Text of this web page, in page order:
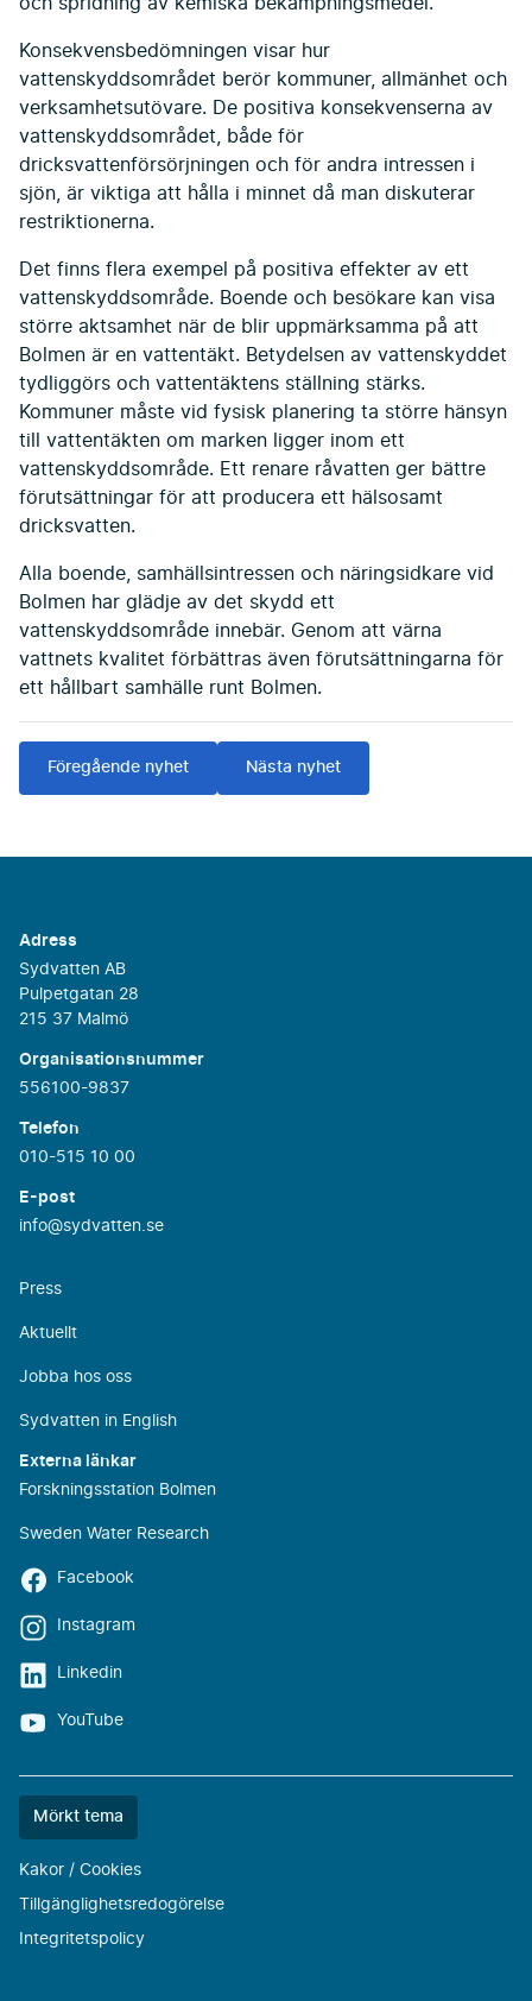
och spridning av kemiska bekämpningsmedel.
Konsekvensbedömningen visar hur
vattenskyddsområdet berör kommuner, allmänhet och
verksamhetsutövare. De positiva konsekvenserna av
vattenskydds­området, både för
dricksvattenförsörjningen och för andra intressen i
sjön, är viktiga att hålla i minnet då man diskuterar
restriktionerna.
Det finns flera exempel på positiva effekter av ett
vattenskyddsområde. Boende och besökare kan visa
större aktsamhet när de blir uppmärksamma på att
Bolmen är en vattentäkt. Betydelsen av vattenskyddet
tydliggörs och vatten­täktens ställning stärks.
Kommuner måste vid fysisk planering ta större hänsyn
till vattentäkten om marken ligger inom ett
vattenskyddsområde. Ett renare råvatten ger bättre
förutsättningar för att producera ett hälsosamt
dricksvatten.
Alla boende, samhällsintressen och näringsidkare vid
Bolmen har glädje av det skydd ett
vattenskyddsområde innebär. Genom att värna
vattnets kvalitet förbättras även förutsättningarna för
ett hållbart samhälle runt Bolmen.
Föregående nyhet Nästa nyhet
Adress
Sydvatten AB
Pulpetgatan 28
215 37 Malmö
Organisationsnummer
556100-9837
Telefon
010-515 10 00
E-post
info@sydvatten.se
Press
Aktuellt
Jobba hos oss
Sydvatten in English
Externa länkar
Forskningsstation Bolmen
Sweden Water Research
Facebook
Instagram
Linkedin
YouTube
Färgtemat
Mörkt tema
Kakor / Cookies
Tillgänglighetsredogörelse
Integritetspolicy